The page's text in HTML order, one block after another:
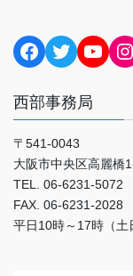
Facebook
Twitter
西部事務局
〒541-0043
大阪市中央区高麗橋
TEL. 06-6231-5072
FAX. 06-6231-2028
平日10時～17時（土